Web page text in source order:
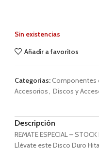
Sin existencias
Añadir a favoritos
Categorías:Componentes
Accesorios, Discos y
Descripción
REMATE ESPECIAL –
Llévate este Disco Duro